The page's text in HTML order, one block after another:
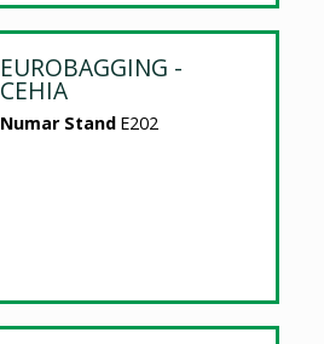
EUROBAGGING -
CEHIA
Numar Stand E202